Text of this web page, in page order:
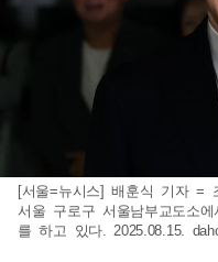
[서울=뉴시스] 배훈식 기자 =
서울 구로구 서울남부교도소
를 하고 있다. 2025.08.15.